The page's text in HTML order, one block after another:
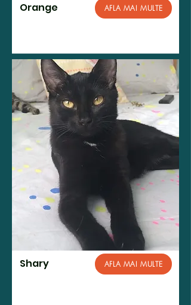
Orange AFLA MAI MULTE
Shary AFLA MAI MULTE